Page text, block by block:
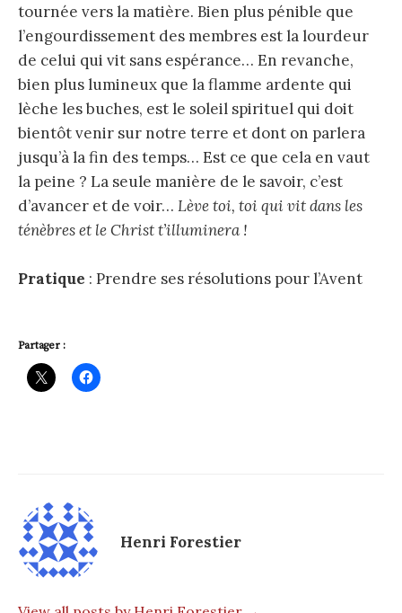
tournée vers la matière. Bien plus pénible que
l’engourdissement des membres est la lourdeur
de celui qui vit sans espérance… En revanche,
bien plus lumineux que la flamme ardente qui
lèche les buches, est le soleil spirituel qui doit
bientôt venir sur notre terre et dont on parlera
jusqu’à la fin des temps… Est ce que cela en vaut
la peine ? La seule manière de le savoir, c’est
d’avancer et de voir… Lève toi, toi qui vit dans les
ténèbres et le Christ t’illuminera !
Pratique : Prendre ses résolutions pour l’Avent
Partager :
Henri Forestier